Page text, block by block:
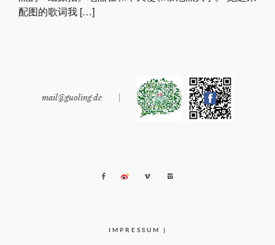
配图的歌词我 […]
mail@guoling.de |
IMPRESSUM |